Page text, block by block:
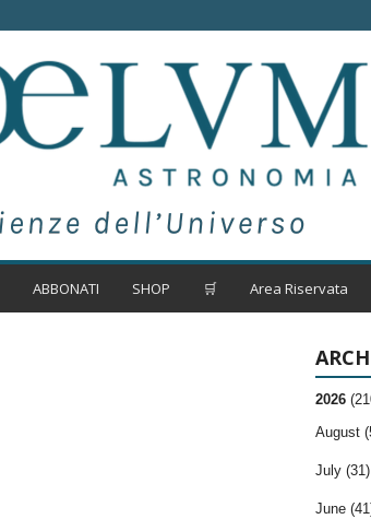
ABBONATI SHOP 🛒 Area Riservata
2026
August
July (31)
June